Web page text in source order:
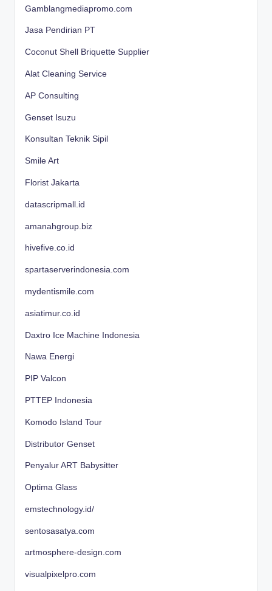
Gamblangmediapromo.com
Jasa Pendirian PT
Coconut Shell Briquette Supplier
Alat Cleaning Service
AP Consulting
Genset Isuzu
Konsultan Teknik Sipil
Smile Art
Florist Jakarta
datascripmall.id
amanahgroup.biz
hivefive.co.id
spartaserverindonesia.com
mydentismile.com
asiatimur.co.id
Daxtro Ice Machine Indonesia
Nawa Energi
PIP Valcon
PTTEP Indonesia
Komodo Island Tour
Distributor Genset
Penyalur ART Babysitter
Optima Glass
emstechnology.id/
sentosasatya.com
artmosphere-design.com
visualpixelpro.com